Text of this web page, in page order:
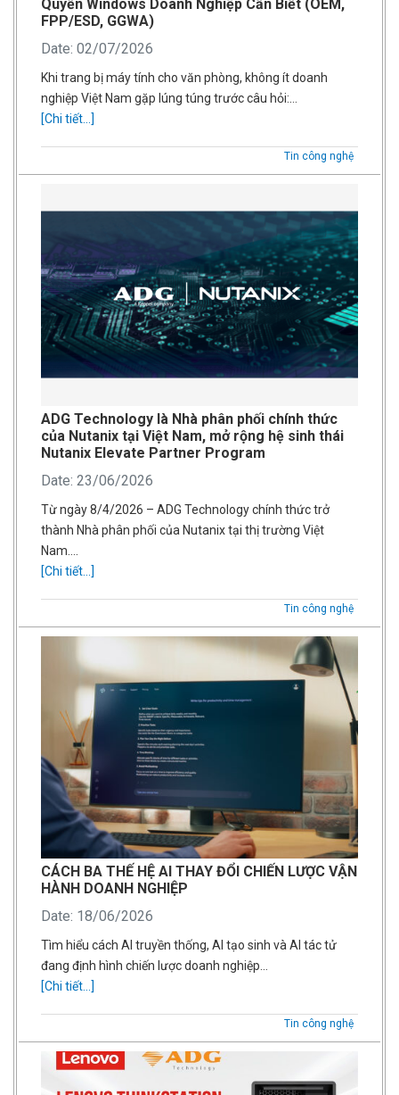
Quyền Windows Doanh Nghiệp Cần Biết (OEM,
FPP/ESD, GGWA)
Date: 02/07/2026
Khi trang bị máy tính cho văn phòng, không ít doanh
nghiệp Việt Nam gặp lúng túng trước câu hỏi:…
[Chi tiết...]
Tin công nghệ
ADG Technology là Nhà phân phối chính thức
của Nutanix tại Việt Nam, mở rộng hệ sinh thái
Nutanix Elevate Partner Program
Date: 23/06/2026
Từ ngày 8/4/2026 – ADG Technology chính thức trở
thành Nhà phân phối của Nutanix tại thị trường Việt
Nam….
[Chi tiết...]
Tin công nghệ
CÁCH BA THẾ HỆ AI THAY ĐỔI CHIẾN LƯỢC VẬN
HÀNH DOANH NGHIỆP
Date: 18/06/2026
Tìm hiểu cách AI truyền thống, AI tạo sinh và AI tác tử
đang định hình chiến lược doanh nghiệp…
[Chi tiết...]
Tin công nghệ